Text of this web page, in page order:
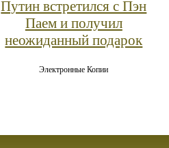
Путин встретился с Пэн
Паем и получил
неожиданный подарок
Электронные Копии